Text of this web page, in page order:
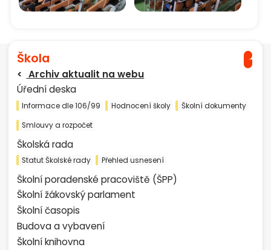
Škola
Archiv aktualit na webu
Úřední deska
Informace dle 106/99 Hodnocení školy Školní dokumenty
Smlouvy a rozpočet
Školská rada
Statut Školské rady Přehled usnesení
Školní poradenské pracoviště (ŠPP)
Školní žákovský parlament
Školní časopis
Budova a vybavení
Školní knihovna